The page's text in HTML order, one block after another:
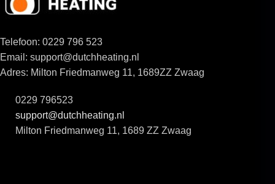
Telefoon: 0229 796 523
Email: support@dutchheating.nl
Adres: Milton Friedmanweg 11, 1689ZZ Zwaag
0229 796523
support@dutchheating.nl
Milton Friedmanweg 11, 1689 ZZ Zwaag